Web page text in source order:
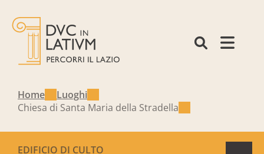
Home
Luoghi
Chiesa di Santa Maria della Stradella
EDIFICIO DI CULTO